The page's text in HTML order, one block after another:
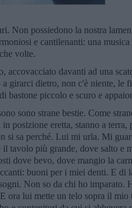
Non possiedono la nostra
e cantilenanti: una
volte.
accovacciato davanti ad una
girarci dietro, non c'è niente, le
bastone piccolo e scuro e
sono strane bestie. Come
in posizione eretta, stanno a
si sa perché. Lui mi urla. Mi
il tavolo più grande, dove salto e
dove bevo, dove mangio la
buoni per i miei denti. E di
Non so da chi ho imparato.
ora lui mette un telo sopra il